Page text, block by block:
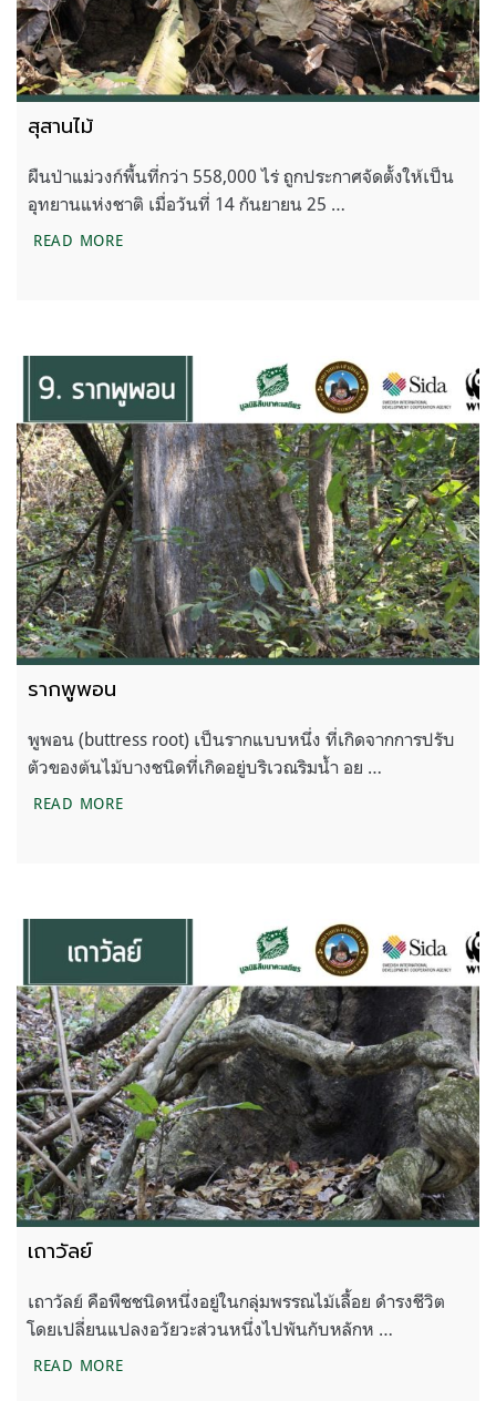
สุสานไม้
ผืนป่าแม่วงก์พื้นที่กว่า 558,000 ไร่ ถูกประกาศจัดตั้งให้เป็น
อุทยานแห่งชาติ เมื่อวันที่ 14 กันยายน 25 …
READ MOREสุสานไม้
รากพูพอน
พูพอน (buttress root) เป็นรากแบบหนึ่ง ที่เกิดจากการปรับ
ตัวของต้นไม้บางชนิดที่เกิดอยู่บริเวณริมน้ำ อย …
READ MOREรากพูพอน
เถาวัลย์
เถาวัลย์ คือพืชชนิดหนึ่งอยู่ในกลุ่มพรรณไม้เลื้อย ดำรงชีวิต
โดยเปลี่ยนแปลงอวัยวะส่วนหนึ่งไปพันกับหลักห …
READ MOREเถาวัลย์